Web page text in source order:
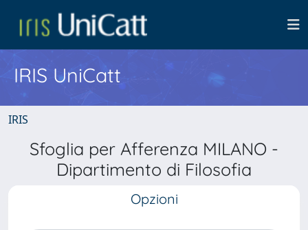
IRIS UniCatt
IRIS
Sfoglia per Afferenza MILANO -
Dipartimento di Filosofia
Opzioni